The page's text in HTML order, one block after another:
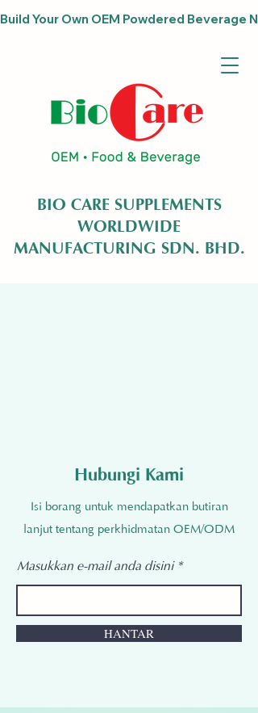
BIO CARE SUPPLEMENTS
WORLDWIDE
MANUFACTURING SDN. BHD.
Build Your Own OEM Powdered Beverage
Hubungi Kami
Isi borang untuk mendapatkan butiran
lanjut tentang perkhidmatan OEM/ODM
Masukkan e-mail anda disini
HANTAR